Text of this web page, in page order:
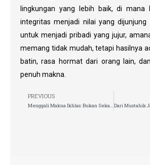
lingkungan yang lebih baik, di mana
integritas menjadi nilai yang dijunjung
untuk menjadi pribadi yang jujur,
memang tidak mudah, tetapi hasilnya
batin, rasa hormat dari orang lain,
penuh makna.
PREVIOUS
Menggali Makna Ikhlas: Bukan Sekadar Kata, tapi Perjalanan Hati